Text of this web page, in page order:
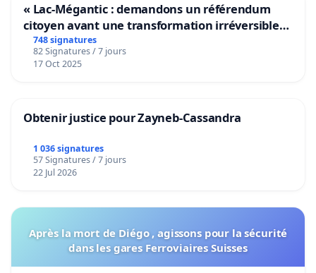
« Lac-Mégantic : demandons un référendum
citoyen avant une transformation irréversible
de notre territoire »
748 signatures
82 Signatures / 7 jours
17 Oct 2025
Obtenir justice pour Zayneb-Cassandra
1 036 signatures
57 Signatures / 7 jours
22 Jul 2026
Après la mort de Diégo , agissons pour la sécurité
dans les gares Ferroviaires Suisses